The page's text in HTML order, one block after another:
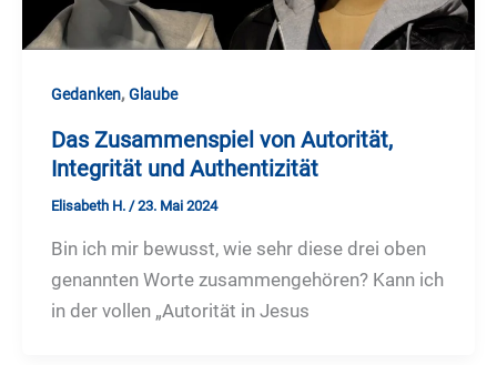
Gedanken,Glaube
Das Zusammenspiel von Autorität,
Integrität und Authentizität
Elisabeth H. /23. Mai 2024
Bin ich mir bewusst, wie sehr diese drei oben
genannten Worte zusammengehören? Kann ich
in der vollen „Autorität in Jesus